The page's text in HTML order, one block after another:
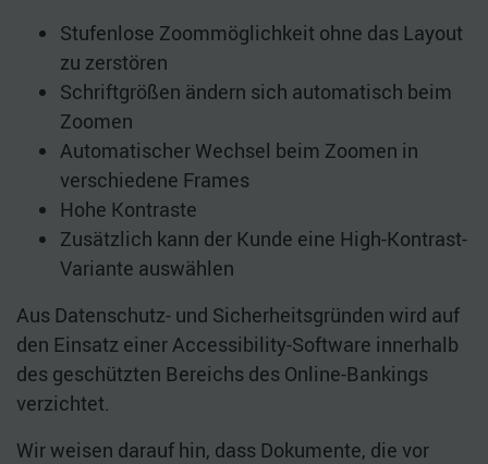
Stufenlose Zoommöglichkeit ohne das Layout
zu zerstören
Schriftgrößen ändern sich automatisch beim
Zoomen
Automatischer Wechsel beim Zoomen in
verschiedene Frames
Hohe Kontraste
Zusätzlich kann der Kunde eine High-Kontrast-
Variante auswählen
Aus Datenschutz- und Sicherheitsgründen wird auf
den Einsatz einer Accessibility-Software innerhalb
des geschützten Bereichs des Online-Bankings
verzichtet.
Wir weisen darauf hin, dass Dokumente, die vor